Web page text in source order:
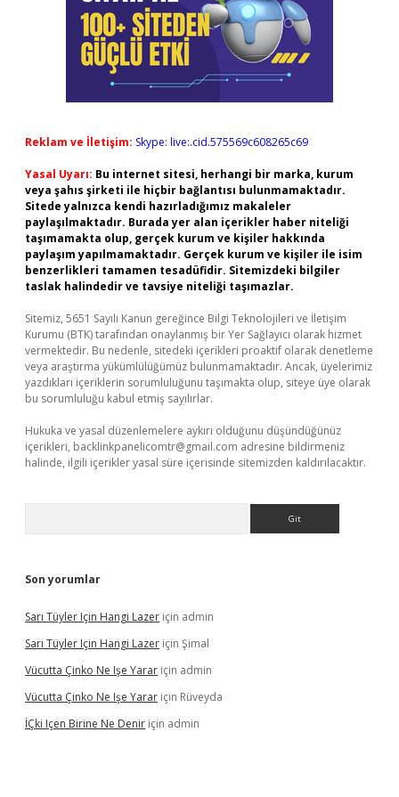
Reklam ve İletişim: Skype: live:.cid.575569c608265c69
Yasal Uyarı: Bu internet sitesi, herhangi bir marka, kurum
veya şahıs şirketi ile hiçbir bağlantısı bulunmamaktadır.
Sitede yalnızca kendi hazırladığımız makaleler
paylaşılmaktadır. Burada yer alan içerikler haber niteliği
taşımamakta olup, gerçek kurum ve kişiler hakkında
paylaşım yapılmamaktadır. Gerçek kurum ve kişiler ile isim
benzerlikleri tamamen tesadüfidir. Sitemizdeki bilgiler
taslak halindedir ve tavsiye niteliği taşımazlar.
Sitemiz, 5651 Sayılı Kanun gereğince Bilgi Teknolojileri ve İletişim
Kurumu (BTK) tarafından onaylanmış bir Yer Sağlayıcı olarak hizmet
vermektedir. Bu nedenle, sitedeki içerikleri proaktif olarak denetleme
veya araştırma yükümlülüğümüz bulunmamaktadır. Ancak, üyelerimiz
yazdıkları içeriklerin sorumluluğunu taşımakta olup, siteye üye olarak
bu sorumluluğu kabul etmiş sayılırlar.
Hukuka ve yasal düzenlemelere aykırı olduğunu düşündüğünüz
içerikleri, backlinkpanelicomtr@gmail.com adresine bildirmeniz
halinde, ilgili içerikler yasal süre içerisinde sitemizden kaldırılacaktır.
Son yorumlar
Sarı Tüyler Için Hangi Lazer için admin
Sarı Tüyler Için Hangi Lazer için Şimal
Vücutta Çinko Ne Işe Yarar için admin
Vücutta Çinko Ne Işe Yarar için Rüveyda
İÇki Içen Birine Ne Denir için admin